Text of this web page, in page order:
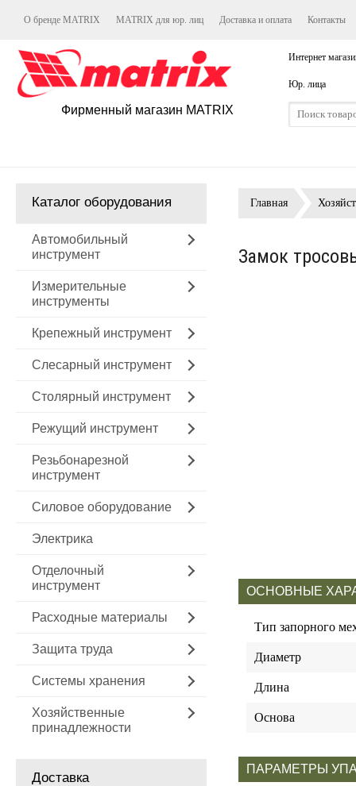
О бренде MATRIX MATRIX для юр. лиц Доставка и оплата Контакты
Фирменный магазин MATRIX
Интернет
Юр. лица
Каталог оборудования
Автомобильный
инструмент
Измерительные
инструменты
Крепежный инструмент
Слесарный инструмент
Столярный инструмент
Режущий инструмент
Резьбонарезной
инструмент
Силовое оборудование
Электрика
Отделочный
инструмент
Расходные материалы
Защита труда
Системы хранения
Хозяйственные
принадлежности
Доставка
Главная
Замок
ОСНОВНЫЕ
Тип запорного
Диаметр
Длина
Основа
ПАРАМЕТРЫ